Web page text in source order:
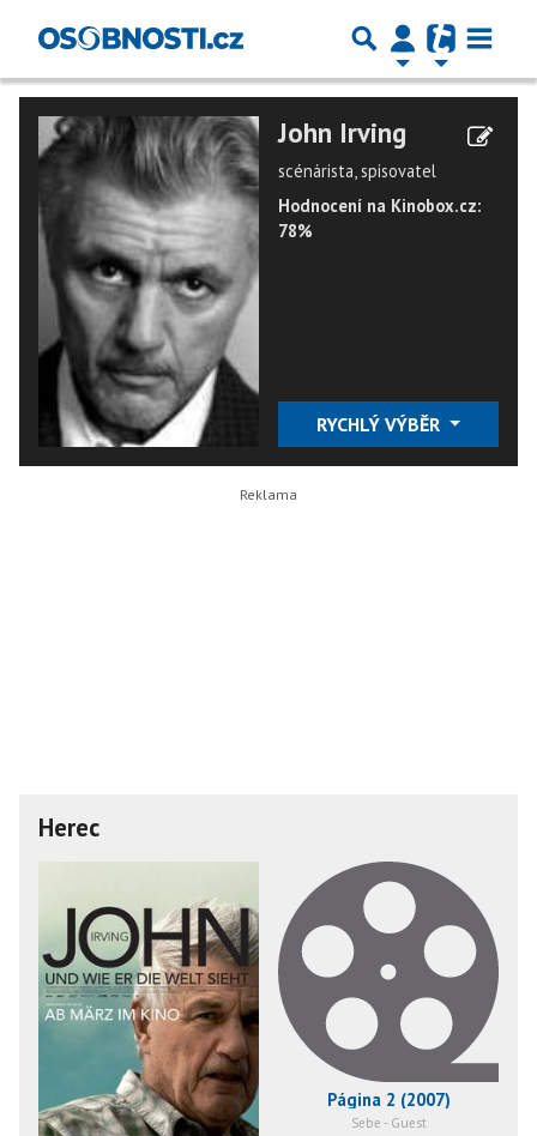
John Irving
scénárista, spisovatel
Hodnocení na Kinobox.cz:
78%
RYCHLÝ VÝBĚR
Herec
Página 2 (2007)
Sebe - Guest